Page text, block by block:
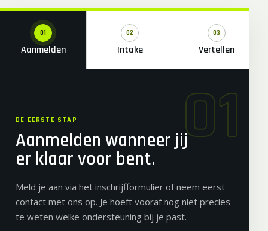
01
Aanmelden
02
Intake
03
Vertellen
01
DE EERSTE STAP
Aanmelden wanneer jij
er klaar voor bent.
Meld je aan via het inschrijfformulier of neem eerst
contact met ons op. Je hoeft vooraf nog niet precies
te weten welke ondersteuning bij je past.